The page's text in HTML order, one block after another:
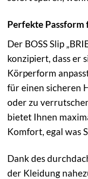
Perfekte
Der BOSS Slip
konzipiert, dass er
Körperform
für einen sicheren
oder zu
bietet Ihnen
Komfort, egal was
Dank des
der Kleidung